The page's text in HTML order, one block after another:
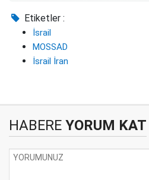
Etiketler :
İsrail
MOSSAD
İsrail İran
HABERE YORUM KAT